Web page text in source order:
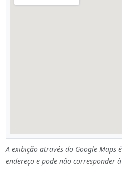
A exibição através do Google Maps
endereço e pode não corresponder